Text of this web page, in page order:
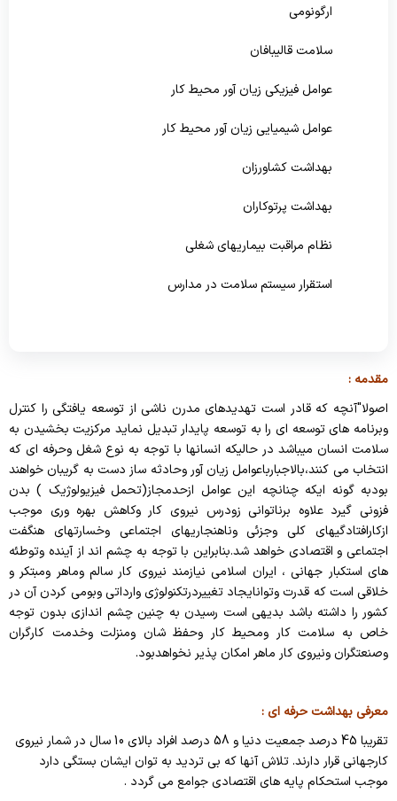
پیشگیری و مبارزه با بیماریهای غیرواگیر
سلامت روانی،اجتماعی و اعتیاد
ارگونومی
سلامت قالیبافان
عوامل فیزیکی زیان آور محیط کار
عوامل شیمیایی زیان آور محیط کار
بهداشت کشاورزان
بهداشت پرتوکاران
نظام مراقبت بیماریهای شغلی
استقرار سیستم سلامت در مدارس
بهداشت معدنکاران
عوامل اجرایی پسماندها
شرکت های ارائه دهنده خدمات بهداشت حرفه ای
لیست پزشکان دارای مجوز سلامت شغلی
تفاهم نامه ها
مقدمه :
اصولا"آنچه که قادر است تهدیدهای مدرن ناشی از توسعه یافتگی را کنترل
وبرنامه های توسعه ای را به توسعه پایدار تبدیل نماید مرکزیت بخشیدن به
سلامت انسان میباشد در حالیکه انسانها با توجه به نوع شغل وحرفه ای که
انتخاب می کنند،بالاجبارباعوامل زیان آور وحادثه ساز دست به گریبان خواهند
بودبه گونه ایکه چنانچه این عوامل ازحدمجاز(تحمل فیزیولوژیک ) بدن
فزونی گیرد علاوه برناتوانی زودرس نیروی کار وکاهش بهره وری موجب
ازکارافتادگیهای کلی وجزئی وناهنجاریهای اجتماعی وخسارتهای هنگفت
اجتماعی و اقتصادی خواهد شد.بنابراین با توجه به چشم اند از آینده وتوطئه
های استکبار جهانی ، ایران اسلامی نیازمند نیروی کار سالم وماهر ومبتکر و
خلاقی است که قدرت وتوانایجاد تغییردرتکنولوژی وارداتی وبومی کردن آن در
کشور را داشته باشد بدیهی است رسیدن به چنین چشم اندازی بدون توجه
خاص به سلامت کار ومحیط کار وحفظ شان ومنزلت وخدمت کارگران
وصنعتگران ونیروی کار ماهر امکان پذیر نخواهدبود.
معرفی بهداشت حرفه ای :
تقریبا 45 درصد جمعیت دنیا و 58 درصد افراد بالای 10 سال در شمار نیروی
کارجهانی قرار دارند. تلاش آنها که بی تردید به توان ایشان بستگی دارد
موجب استحکام پایه های اقتصادی جوامع می گردد .